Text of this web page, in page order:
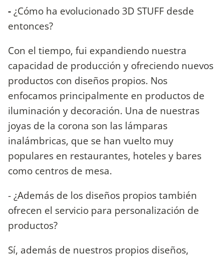
-¿Cómo ha evolucionado 3D STUFF desde
entonces?
Con el tiempo, fui expandiendo nuestra
capacidad de producción y ofreciendo nuevos
productos con diseños propios. Nos
enfocamos principalmente en productos de
iluminación y decoración. Una de nuestras
joyas de la corona son las lámparas
inalámbricas, que se han vuelto muy
populares en restaurantes, hoteles y bares
como centros de mesa.
- ¿Además de los diseños propios también
ofrecen el servicio para personalización de
productos?
Sí, además de nuestros propios diseños,